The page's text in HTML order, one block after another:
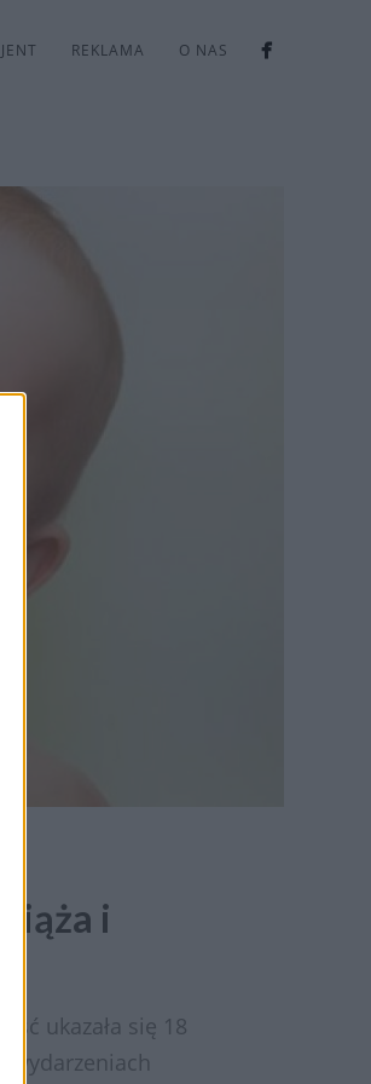
REKLAMA O NAS
i
ukazała się 18
wydarzeniach